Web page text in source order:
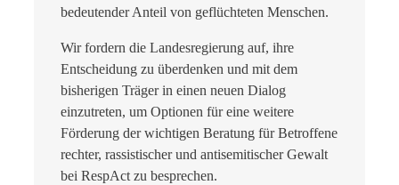
bedeutender Anteil von geflüchteten Menschen.
Wir fordern die Landesregierung auf, ihre
Entscheidung zu überdenken und mit dem
bisherigen Träger in einen neuen Dialog
einzutreten, um Optionen für eine weitere
Förderung der wichtigen Beratung für Betroffene
rechter, rassistischer und antisemitischer Gewalt
bei RespAct zu besprechen.